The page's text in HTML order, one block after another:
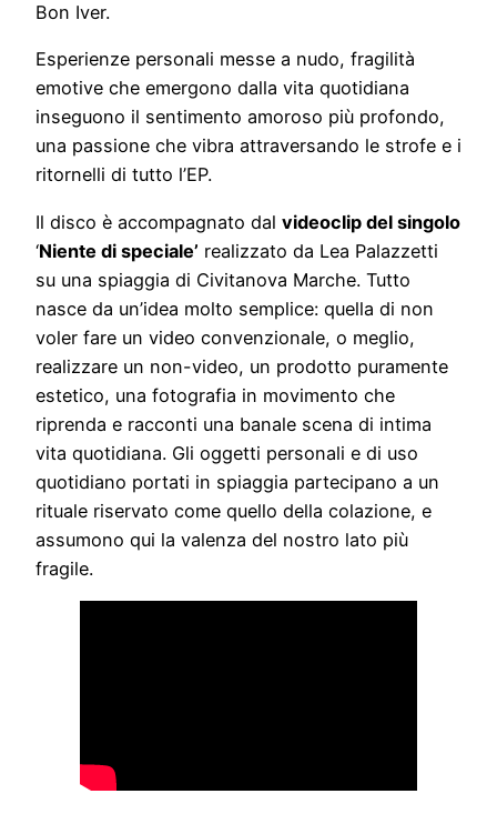
Bon Iver.
Esperienze personali messe a nudo, fragilità
emotive che emergono dalla vita quotidiana
inseguono il sentimento amoroso più profondo,
una passione che vibra attraversando le strofe e i
ritornelli di tutto l’EP.
Il disco è accompagnato dal videoclip del singolo
‘Niente di speciale’ realizzato da Lea Palazzetti
su una spiaggia di Civitanova Marche. Tutto
nasce da un’idea molto semplice: quella di non
voler fare un video convenzionale, o meglio,
realizzare un non-video, un prodotto puramente
estetico, una fotografia in movimento che
riprenda e racconti una banale scena di intima
vita quotidiana. Gli oggetti personali e di uso
quotidiano portati in spiaggia partecipano a un
rituale riservato come quello della colazione, e
assumono qui la valenza del nostro lato più
fragile.